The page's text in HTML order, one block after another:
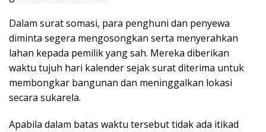
Dalam surat somasi, para penghuni dan penyewa
diminta segera mengosongkan serta menyerahkan
lahan kepada pemilik yang sah. Mereka diberikan
waktu tujuh hari kalender sejak surat diterima untuk
membongkar bangunan dan meninggalkan lokasi
secara sukarela.
Apabila dalam batas waktu tersebut tidak ada itikad